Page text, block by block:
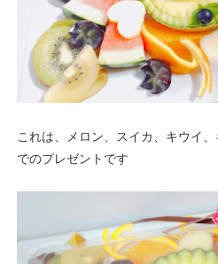
これは、メロン、スイカ、キウイ
でのプレゼントです